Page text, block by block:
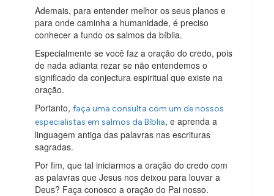
Ademais, para entender melhor os seus planos e
para onde caminha a humanidade, é preciso
conhecer a fundo os salmos da bíblia.
Especialmente se você faz a oração do credo, pois
de nada adianta rezar se não entendemos o
significado da conjectura espiritual que existe na
oração.
Portanto,faça uma consulta com um de nossos
especialistas em salmos da Bíblia, e aprenda a
linguagem antiga das palavras nas escrituras
sagradas.
Por fim, que tal iniciarmos a oração do credo com
as palavras que Jesus nos deixou para louvar a
Deus? Faça conosco a oração do Pai nosso.